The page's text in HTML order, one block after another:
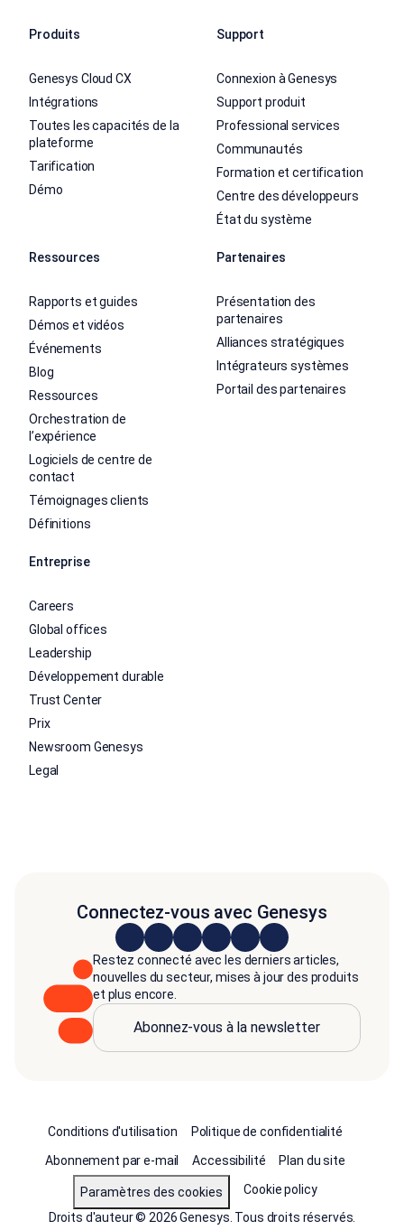
Produits
Genesys Cloud CX
Intégrations
Toutes les capacités de la
plateforme
Tarification
Démo
Support
Connexion à Genesys
Support produit
Professional services
Communautés
Formation et certification
Centre des développeurs
État du système
Ressources
Rapports et guides
Démos et vidéos
Événements
Blog
Ressources
Orchestration de
l’expérience
Logiciels de centre de
contact
Témoignages clients
Définitions
Partenaires
Présentation des
partenaires
Alliances stratégiques
Intégrateurs systèmes
Portail des partenaires
Entreprise
Careers
Global offices
Leadership
Développement durable
Trust Center
Prix
Newsroom Genesys
Legal
Connectez-vous avec Genesys
Restez connecté avec les derniers articles,
nouvelles du secteur, mises à jour des produits
et plus encore.
Abonnez-vous à la newsletter
Conditions d'utilisation
Politique de confidentialité
Abonnement par e-mail
Accessibilité Plan du site
Paramètres des cookies
Cookie policy
Droits d'auteur © 2026 Genesys. Tous droits réservés.